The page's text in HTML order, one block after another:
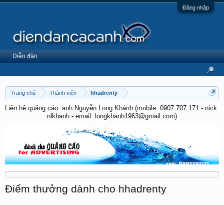
Đăng nhập
Trang chủ Thành viên hhadrenty
Liên hệ quảng cáo: anh Nguyễn Long Khánh (mobile: 0907 707 171 - nick:
nlkhanh - email: longkhanh1963@gmail.com)
Điểm thưởng dành cho hhadrenty
Diễn đàn